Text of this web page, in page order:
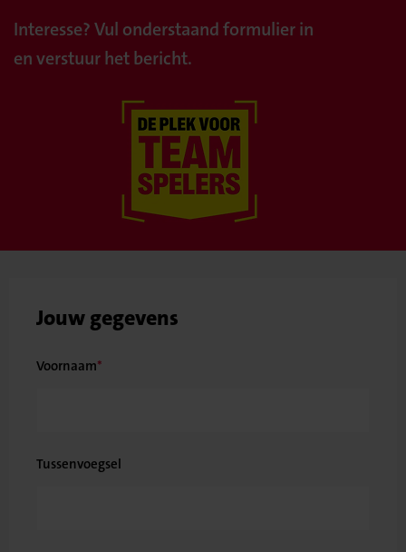
Interesse? Vul onderstaand formulier in
en verstuur het bericht.
Jouw gegevens
Voornaam
Tussenvoegsel